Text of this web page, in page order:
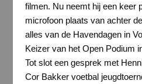
filmen. Nu neemt hij een keer
microfoon plaats van achter
alles van de Havendagen in
Keizer van het Open Podium
Tot slot een gesprek met
Cor Bakker voetbal